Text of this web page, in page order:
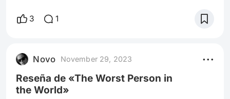
lo mejor que nos trajo la plataforma de Netflix en
con mi mayor preocupación cuando era un
nene: matar robots”. Mic
3 1
Novo November 29, 2023
Reseña de «The Worst Person in
the World»